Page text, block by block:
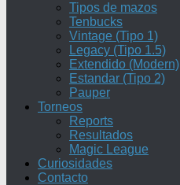
Tipos de mazos
Tenbucks
Vintage (Tipo 1)
Legacy (Tipo 1.5)
Extendido (Modern)
Estandar (Tipo 2)
Pauper
Torneos
Reports
Resultados
Magic League
Curiosidades
Contacto